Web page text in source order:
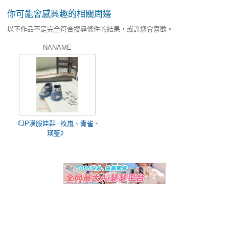
你可能會感興趣的相關周邊
以下作品不是完全符合搜尋條件的結果，或許您會喜歡。
NANAME
《JP漢服娃鞋─枚嵐、青雀、
瑛藍》